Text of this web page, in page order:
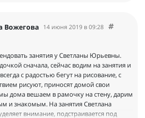
Вожегова 14 июня 2019 в 09:28
занятия у Светланы Юрьевны.
сначала, сейчас водим на занятия и
с радостью бегут на рисование, с
рисуют, приносят домой свои
дома вешаем в рамочку на стену, дарим
и знакомым. На занятия Светлана
внимание, подстраивается под